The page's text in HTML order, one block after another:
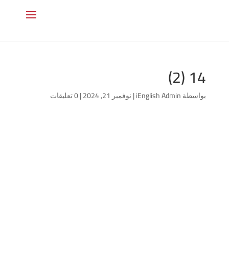
14 (2)
بواسطةiEnglish Admin
|نوفمبر 21, 2024 |0 تعليقات